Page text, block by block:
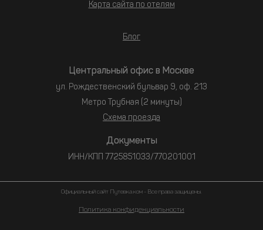
Карта сайта по отелям
Блог
Документы
ИНН/КПП 7725851033/770201001
Центральный офис в Москве
ул. Рождественский бульвар 9, оф. 213
Метро Трубная (2 минуты)
Схема проезда
Официальный сайт Путевка.ком - Все права защищены.
Политика конфиденциальности